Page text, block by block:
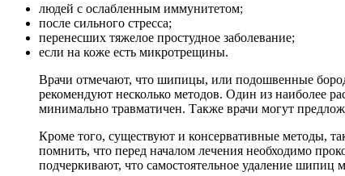
людей с ослабленным иммунитетом;
после сильного стресса;
перенесших тяжелое простудное заболевание;
если на коже есть микротрещины.
Врачи отмечают, что шипицы, или подошвенные
рекомендуют несколько методов. Один из наиболее
минимально травматичен. Также врачи могут
Кроме того, существуют и консервативные методы,
помнить, что перед началом лечения необходимо
подчеркивают, что самостоятельное удаление